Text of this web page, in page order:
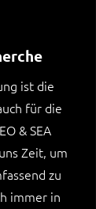
ist die
für die
& SEA
Zeit, um
zu
immer in